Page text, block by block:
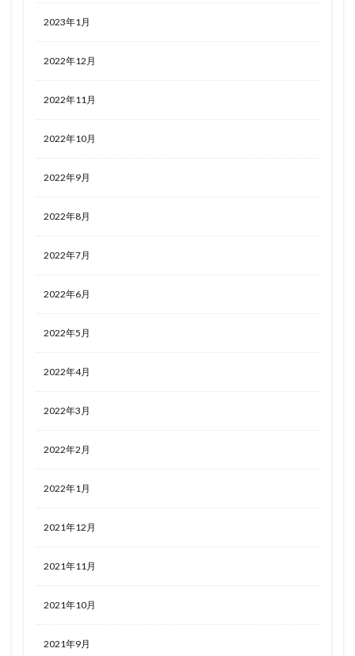
2023年1月
2022年12月
2022年11月
2022年10月
2022年9月
2022年8月
2022年7月
2022年6月
2022年5月
2022年4月
2022年3月
2022年2月
2022年1月
2021年12月
2021年11月
2021年10月
2021年9月